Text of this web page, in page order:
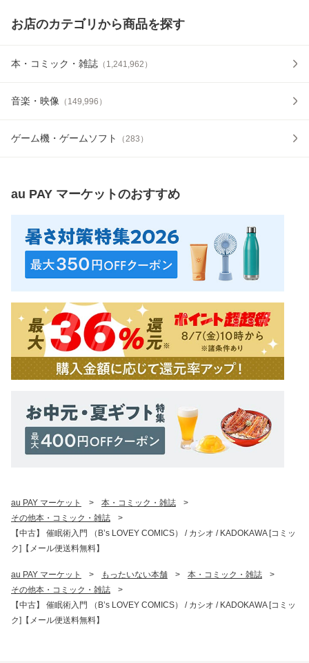
お店のカテゴリから商品を探す
本・コミック・雑誌 （ 1,241,962 ）
音楽・映像 （ 149,996 ）
ゲーム機・ゲームソフト （283 ）
au PAY マーケットのおすすめ
au PAY マーケット > 本・コミック・雑誌
>
その他本・コミック・雑誌
>
【中古】 催眠術入門 （B’s LOVEY COMICS） / カシオ / KADOKAWA [コミッ
ク]【メール便送料無料】
au PAY マーケット > もったいない本舗 > 本・コミック・雑誌
>
その他本・コミック・雑誌
>
【中古】 催眠術入門 （B’s LOVEY COMICS） / カシオ / KADOKAWA [コミッ
ク]【メール便送料無料】